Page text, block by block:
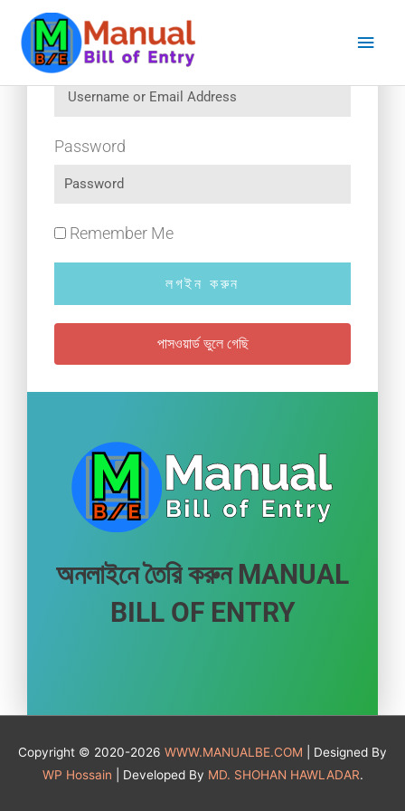
content
Username or Email Address
Password
Remember Me
লগইন করুন
পাসওয়ার্ড ভুলে গেছি
অনলাইনে তৈরি করুন MANUAL
BILL OF ENTRY
Copyright © 2020-2026 WWW.MANUALBE.COM | Designed By
WP Hossain | Developed By MD. SHOHAN HAWLADAR.